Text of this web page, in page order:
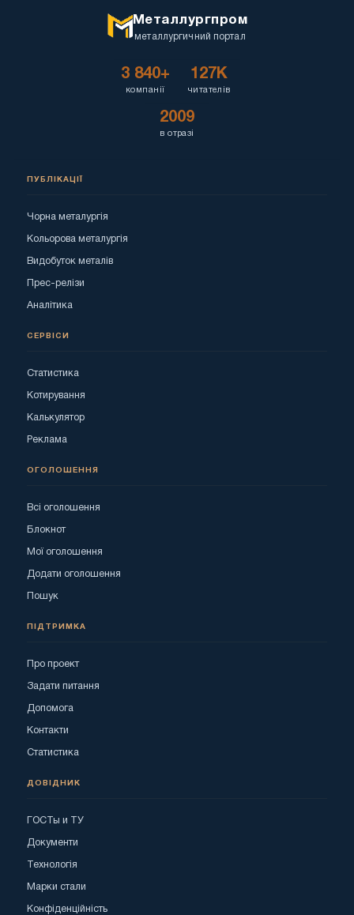
Металлургпром
металлургичний портал
3 840+
компанії
127K
читателів
2009
в отразі
ПУБЛІКАЦІЇ
Чорна металургія
Кольорова металургія
Видобуток металів
Прес-релізи
Аналітика
СЕРВІСИ
Статистика
Котирування
Калькулятор
Реклама
ОГОЛОШЕННЯ
Всі оголошення
Блокнот
Мої оголошення
Додати оголошення
Пошук
ПІДТРИМКА
Про проект
Задати питання
Допомога
Контакти
Статистика
ДОВІДНИК
ГОСТы и ТУ
Документи
Технологія
Марки стали
Конфіденційність